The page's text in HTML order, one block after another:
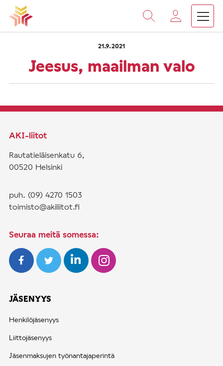
Vieritä
sisältöön
Etusivu Jeesus, maailman valo
21.9.2021
Jeesus, maailman valo
AKI-liitot
Rautatieläisenkatu 6,
00520 Helsinki
puh. (09) 4270 1503
toimisto@akiliitot.fi
Seuraa meitä somessa:
JÄSENYYS
Henkilöjäsenyys
Liittojäsenyys
Jäsenmaksujen työnantajaperintä